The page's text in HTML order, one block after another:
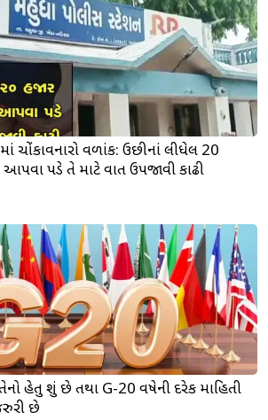
ચોંકાવનારો વળાંક: ઉછીનાં લીધેલ 20
આપવા પડે તે માટે વાત ઉપજાવી કાઢી
હેતુ શું છે તથા G-20 વિષેની દરેક માહિતી
છે